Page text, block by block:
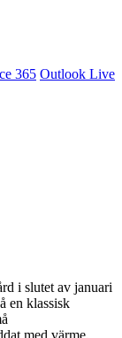
365 Outlook Live
i slutet av januari
en klassisk